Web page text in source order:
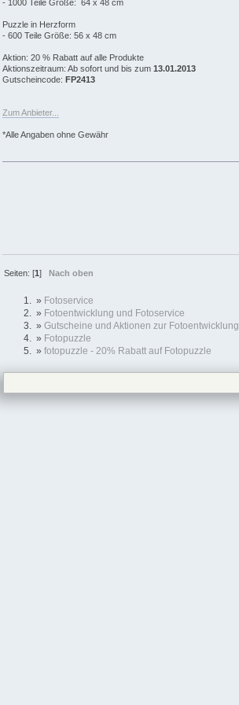
- 1000 Teile Größe: 64 x 48 cm
Puzzle in Herzform
- 600 Teile Größe: 56 x 48 cm
Aktion: 20 % Rabatt auf alle Produkte
Aktionszeitraum: Ab sofort und bis zum 13.01.2013
Gutscheincode: FP2413
Zum Anbieter...
*Alle Angaben ohne Gewähr
Seiten: [1]Nach oben
» Fotoservice
» Fotoentwicklung und Fotoservice
» Gutscheine und Aktionen zur Fotoentwicklung
» Fotopuzzle
» fotopuzzle - 20% Rabatt auf Fotopuzzle